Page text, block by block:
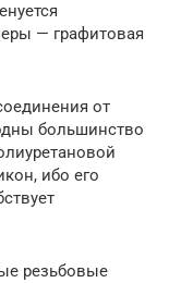
— графитовая
от
большинство
ибо его
резьбовые